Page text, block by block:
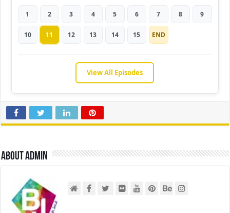
1 2 3 4 5 6 7 8 9
10 11 12 13 14 15 END
View All Episodes
About admin